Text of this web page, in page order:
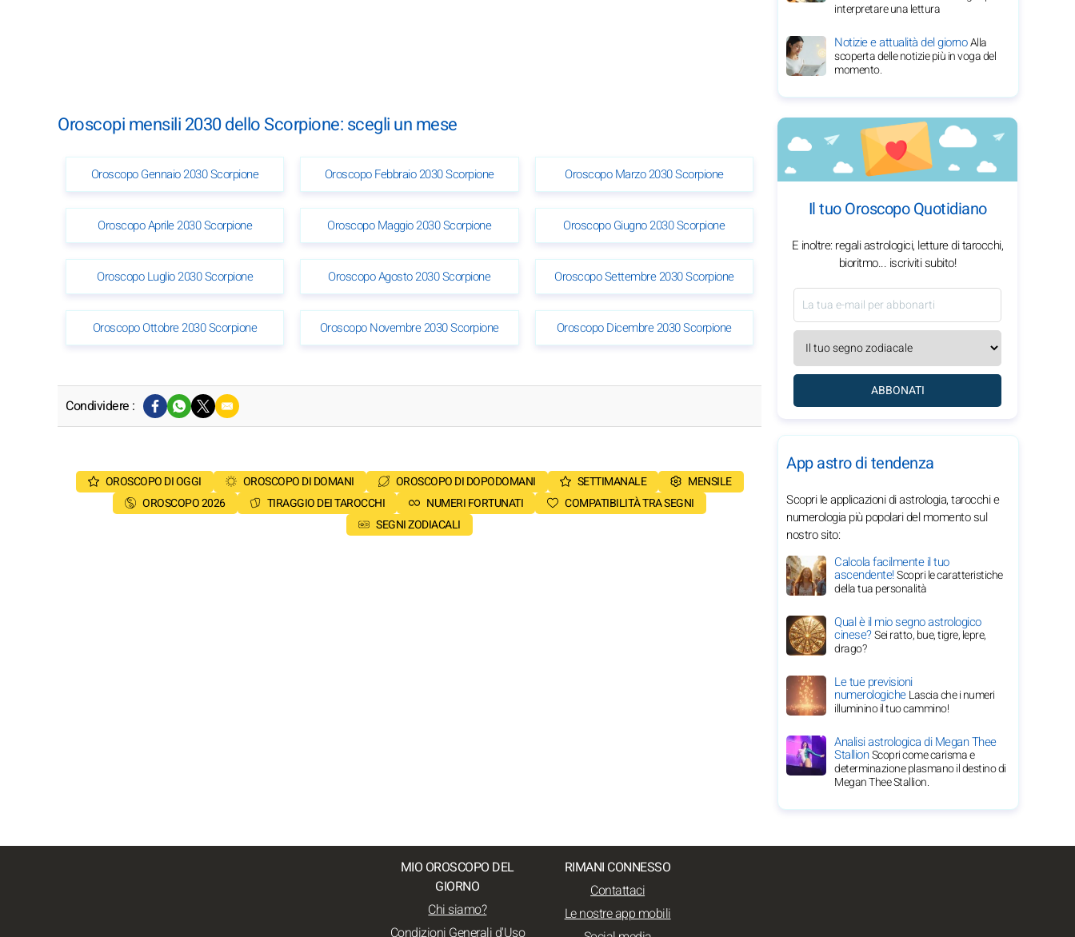
Oroscopi mensili 2030 dello Scorpione: scegli un mese
Oroscopo Gennaio 2030 Scorpione Oroscopo Febbraio 2030 Scorpione Oroscopo Marzo 2030 Scorpione
Oroscopo Aprile 2030 Scorpione Oroscopo Maggio 2030 Scorpione Oroscopo Giugno 2030 Scorpione
Oroscopo Luglio 2030 Scorpione Oroscopo Agosto 2030 Scorpione Oroscopo Settembre 2030 Scorpione
Oroscopo Ottobre 2030 Scorpione Oroscopo Novembre 2030 Scorpione Oroscopo Dicembre 2030 Scorpione
Condividere :
OROSCOPO DI OGGI OROSCOPO DI DOMANI OROSCOPO DI DOPODOMANI SETTIMANALE
MENSILE
OROSCOPO 2026
TIRAGGIO DEI TAROCCHI NUMERI FORTUNATI
COMPATIBILITÀ TRA SEGNI
SEGNI ZODIACALI
interpretare una lettura
Notizie e attualità del giornoAlla
scoperta delle notizie più in voga del
momento.
Il tuo Oroscopo Quotidiano
E inoltre: regali astrologici, letture di tarocchi,
bioritmo... iscriviti subito!
ABBONATI
App astro di tendenza
Scopri le applicazioni di astrologia, tarocchi e
numerologia più popolari del momento sul
nostro sito:
Calcola facilmente il tuo
ascendente!Scopri le caratteristiche
della tua personalità
Qual è il mio segno astrologico
cinese?Sei ratto, bue, tigre, lepre,
drago?
Le tue previsioni
numerologicheLascia che i numeri
illuminino il tuo cammino!
Analisi astrologica di Megan Thee
StallionScopri come carisma e
determinazione plasmano il destino di
Megan Thee Stallion.
MIO OROSCOPO DEL
GIORNO
Chi siamo?
Condizioni Generali d'Uso
RIMANI CONNESSO
Contattaci
Le nostre app mobili